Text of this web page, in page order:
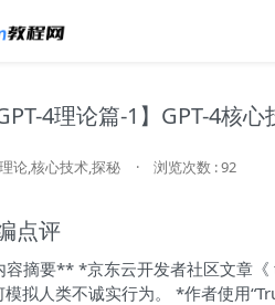
GPT-4理论篇-1】GPT-4核
论,核心技术,探秘 · 浏览次数 : 92
点评
摘要** *京东云开发者社区文章
模拟人类不诚实行为。 *作者使用